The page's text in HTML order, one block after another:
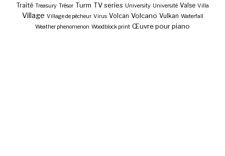
Traité Treasury Trésor Turm TV series University Université Valse Villa
Village Village de pêcheur Virus Volcan Volcano Vulkan Waterfall
Weather phenomenon Woodblock print Œuvre pour piano